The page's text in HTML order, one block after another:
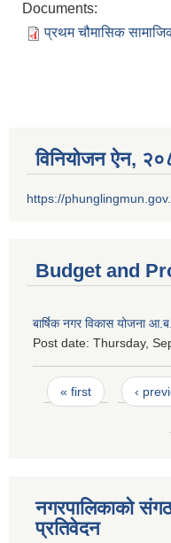
Documents:
प्रथम चौमासिक
विनियोजन ऐन‚
https://
Budget and
बार्षिक नगर विकास योजना
Post date: Thursday,
Pages
« first ‹
नगरपालिकाको
प्रतिवेदन